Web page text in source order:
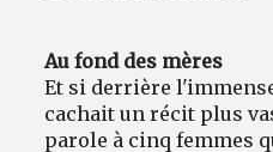
Au fond des mères
Et si derrière
cachait un récit plus
parole à cinq femmes